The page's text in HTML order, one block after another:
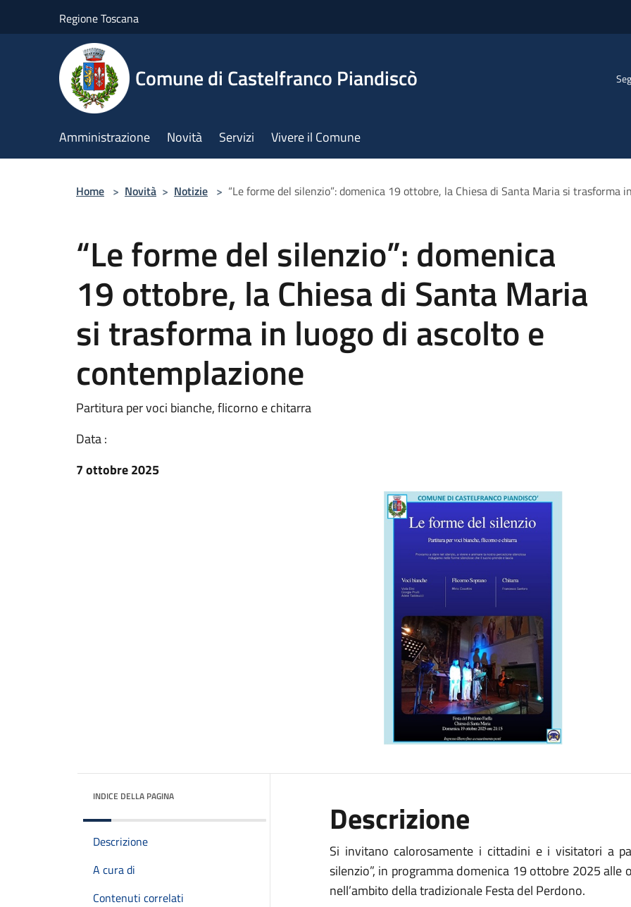
Regione Toscana
Comune di Castelfranco Piandiscò
Amministrazione Novità Servizi Vivere il Comune
Home > Novità > Notizie > “Le forme del silenzio”: domenica 19 ottobre, la Chiesa di Santa Maria si trasforma
“Le forme del silenzio”: domenica
19 ottobre, la Chiesa di Santa Maria
si trasforma in luogo di ascolto e
contemplazione
Partitura per voci bianche, flicorno e chitarra
Data :
7 ottobre 2025
INDICE DELLA PAGINA
Descrizione
A cura di
Contenuti correlati
Descrizione
Si invitano calorosamente i cittadini e i visitatori a
silenzio”, in programma domenica 19 ottobre 2025 alle
nell’ambito della tradizionale Festa del Perdono.